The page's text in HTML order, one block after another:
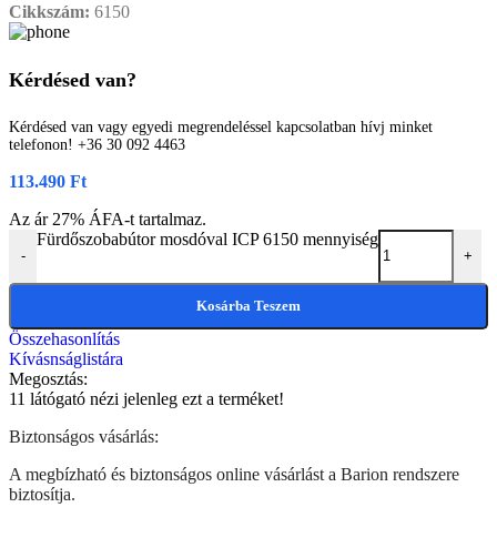
Cikkszám: 6150
Kérdésed van?
Kérdésed van vagy egyedi megrendeléssel kapcsolatban hívj minket
telefonon! +36 30 092 4463
113.490 Ft
Az ár 27% ÁFA-t tartalmaz.
-
Fürdőszobabútor mosdóval ICP 6150 mennyiség
+
Kosárba Teszem
Összehasonlítás
Kívásnságlistára
Megosztás:
11 látógató nézi jelenleg ezt a terméket!
Biztonságos vásárlás:
A megbízható és biztonságos online vásárlást a Barion rendszere
biztosítja.